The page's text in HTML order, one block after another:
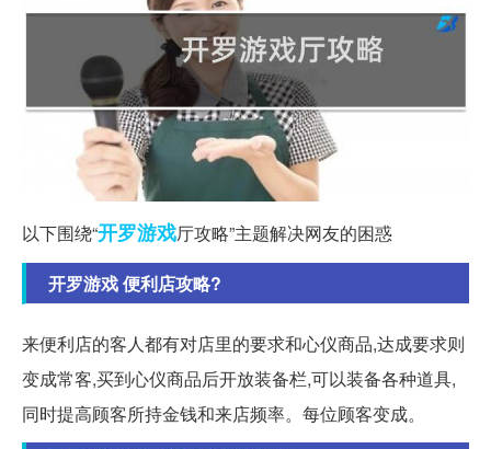
以下围绕“开罗游戏厅攻略”主题解决网友的困惑
开罗游戏 便利店攻略?
来便利店的客人都有对店里的要求和心仪商品,达成要求则
变成常客,买到心仪商品后开放装备栏,可以装备各种道具,
同时提高顾客所持金钱和来店频率。每位顾客变成。